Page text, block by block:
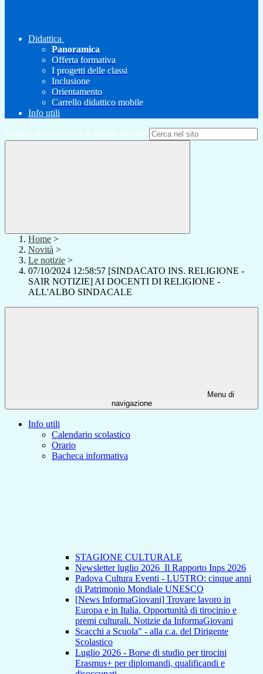
Didattica
Panoramica
Offerta formativa
I progetti delle classi
Inclusione
Orientamento
Carrello didattico mobile
Info utili
Campo di ricerca per le pagine del sito
Home >
Novità >
Le notizie >
07/10/2024 12:58:57 [SINDACATO INS. RELIGIONE -
SAIR NOTIZIE] AI DOCENTI DI RELIGIONE -
ALL'ALBO SINDACALE
Menu di
navigazione
Info utili
Calendario scolastico
Orario
Bacheca informativa
STAGIONE CULTURALE
Newsletter luglio 2026_Il Rapporto Inps 2026
Padova Cultura Eventi - LU5TRO: cinque anni
di Patrimonio Mondiale UNESCO
[News InformaGiovani] Trovare lavoro in
Europa e in Italia. Opportunità di tirocinio e
premi culturali. Notizie da InformaGiovani
Scacchi a Scuola" - alla c.a. del Dirigente
Scolastico
Luglio 2026 - Borse di studio per tirocini
Erasmus+ per diplomandi, qualificandi e